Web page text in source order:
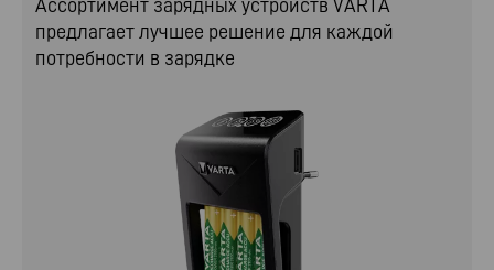
Ассортимент зарядных устройств VARTA
предлагает лучшее решение для каждой
потребности в зарядке